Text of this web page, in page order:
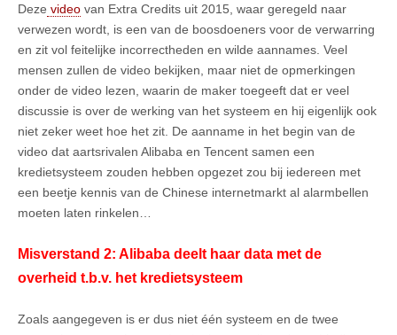
Deze video van Extra Credits uit 2015, waar geregeld naar
verwezen wordt, is een van de boosdoeners voor de verwarring
en zit vol feitelijke incorrectheden en wilde aannames. Veel
mensen zullen de video bekijken, maar niet de opmerkingen
onder de video lezen, waarin de maker toegeeft dat er veel
discussie is over de werking van het systeem en hij eigenlijk ook
niet zeker weet hoe het zit. De aanname in het begin van de
video dat aartsrivalen Alibaba en Tencent samen een
kredietsysteem zouden hebben opgezet zou bij iedereen met
een beetje kennis van de Chinese internetmarkt al alarmbellen
moeten laten rinkelen…
Misverstand 2: Alibaba deelt haar data met de
overheid t.b.v. het kredietsysteem
Zoals aangegeven is er dus niet één systeem en de twee